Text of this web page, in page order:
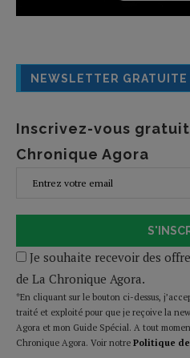
NEWSLETTER GRATUITE
Inscrivez-vous
Chronique Agora
Je souhaite recevoir des
de La Chronique Agora.
*En cliquant sur le bouton ci-dessus,
traité et exploité pour que je reçoive la
Agora et mon Guide Spécial. A tout
Chronique Agora. Voir notre Politique